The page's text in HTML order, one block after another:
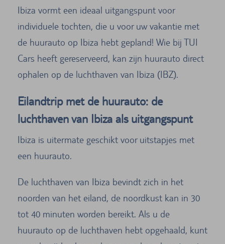
Ibiza vormt een ideaal uitgangspunt voor
individuele tochten, die u voor uw vakantie met
de huurauto op Ibiza hebt gepland! Wie bij TUI
Cars heeft gereserveerd, kan zijn huurauto direct
ophalen op de luchthaven van Ibiza (IBZ).
Eilandtrip met de huurauto: de
luchthaven van Ibiza als uitgangspunt
Ibiza is uitermate geschikt voor uitstapjes met
een huurauto.
De luchthaven van Ibiza bevindt zich in het
noorden van het eiland, de noordkust kan in 30
tot 40 minuten worden bereikt. Als u de
huurauto op de luchthaven hebt opgehaald, kunt